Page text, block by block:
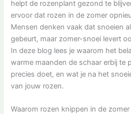
helpt de rozenplant gezond te
ervoor dat rozen in de zomer
Mensen denken vaak dat snoeien
gebeurt, maar zomer-snoei levert
In deze blog lees je waarom het
warme maanden de schaar erbij te
precies doet, en wat je na het
van jouw rozen.
Waarom rozen knippen in de